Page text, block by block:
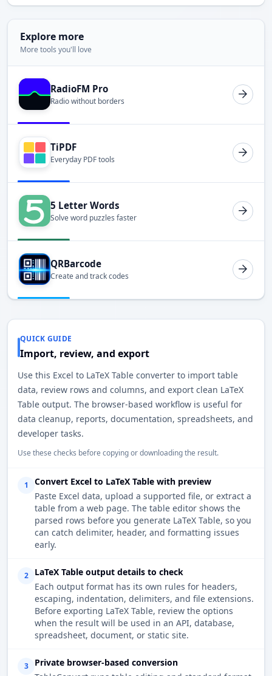
Explore more
More tools you'll love
RadioFM Pro
Radio without borders
TiPDF
Everyday PDF tools
5 Letter Words
Solve word puzzles faster
QRBarcode
Create and track codes
QUICK GUIDE
Import, review, and export
Use this Excel to LaTeX Table converter to import table
data, review rows and columns, and export clean LaTeX
Table output. The browser-based workflow is useful for
data cleanup, reports, documentation, spreadsheets, and
developer tasks.
Use these checks before copying or downloading the result.
1
Convert Excel to LaTeX Table with preview
Paste Excel data, upload a supported file, or extract a
table from a web page. The table editor shows the
parsed rows before you generate LaTeX Table, so you
can catch delimiter, header, and formatting issues
early.
2
LaTeX Table output details to check
Each output format has its own rules for headers,
escaping, indentation, delimiters, and file extensions.
Before exporting LaTeX Table, review the options
when the result will be used in an API, database,
spreadsheet, document, or static site.
3
Private browser-based conversion